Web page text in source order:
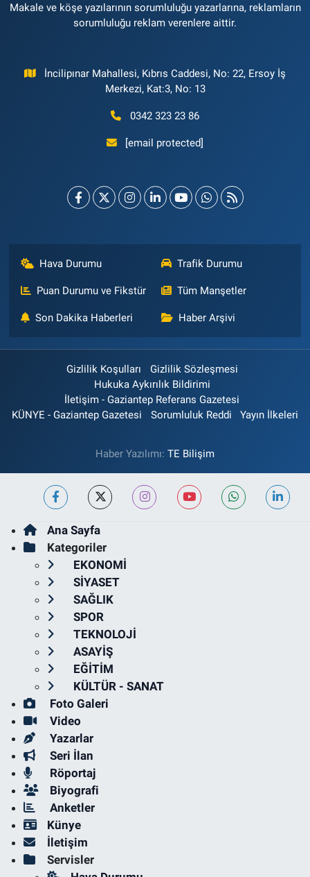
Makale ve köşe yazılarının sorumluluğu yazarlarına, reklamların
sorumluluğu reklam verenlere aittir.
İncilipınar Mahallesi, Kıbrıs Caddesi, No: 22, Ersoy İş
Merkezi, Kat:3, No: 13
0342 323 23 86
[email protected]
Hava Durumu Trafik Durumu
Puan Durumu ve Fikstür Tüm Manşetler
Son Dakika Haberleri Haber Arşivi
Gizlilik Koşulları
Gizlilik Sözleşmesi
Hukuka Aykırılık Bildirimi
İletişim - Gaziantep Referans Gazetesi
KÜNYE - Gaziantep Gazetesi
Sorumluluk Reddi Yayın İlkeleri
Haber Yazılımı: TE Bilişim
Ana Sayfa
Kategoriler
EKONOMİ
SİYASET
SAĞLIK
SPOR
TEKNOLOJİ
ASAYİŞ
EĞİTİM
KÜLTÜR - SANAT
Foto Galeri
Video
Yazarlar
Seri İlan
Röportaj
Biyografi
Anketler
Künye
İletişim
Servisler